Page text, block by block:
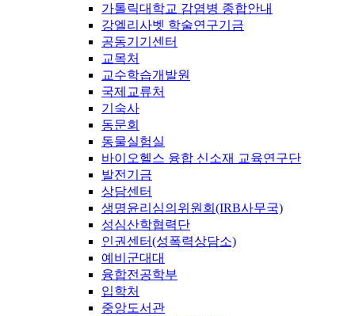
가톨릭대학교 감염병 종합안내
강엘리사벳 학술연구기금
공동기기센터
교목처
교수학습개발원
국제교류처
기숙사
동문회
동물실험실
바이오헬스 융합 신소재 교육연구단
발전기금
상담센터
생명윤리심의위원회(IRB사무국)
성심산학협력단
인권센터(성폭력상담소)
예비군대대
융합전공학부
입학처
중앙도서관